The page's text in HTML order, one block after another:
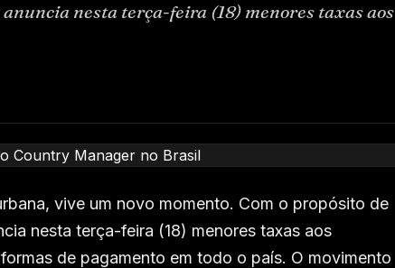
nesta terça-feira (18) menores taxas aos
vive um novo momento. Com o propósito de
nesta terça-feira (18) menores taxas aos
de pagamento em todo o país. O movimento